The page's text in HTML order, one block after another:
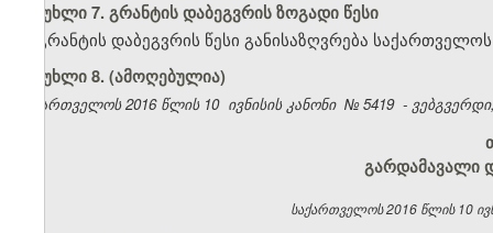
მუხლი 7. გრანტის დაბეგვრის ზოგადი წესი
გრანტის დაბეგვრის წესი განისაზღვრება
მუხლი 8. (ამოღებულია)
საქართველოს 2016 წლის 10 ივნისის კანონი № 5419 -
გარდამავალი
საქართველოს 2016 წლის 10